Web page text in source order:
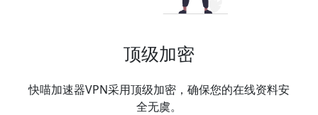
顶级加密
快喵加速器VPN采用顶级加密，确保您的在线资料安
全无虞。